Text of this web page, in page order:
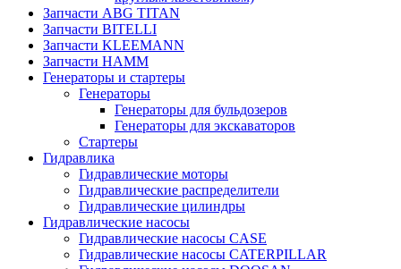
Запчасти ABG TITAN
Запчасти BITELLI
Запчасти KLEEMANN
Запчасти HAMM
Генераторы и стартеры
Генераторы
Генераторы для бульдозеров
Генераторы для экскаваторов
Стартеры
Гидравлика
Гидравлические моторы
Гидравлические распределители
Гидравлические цилиндры
Гидравлические насосы
Гидравлические насосы CASE
Гидравлические насосы CATERPILLAR